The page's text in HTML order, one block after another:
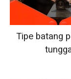
Tipe batang